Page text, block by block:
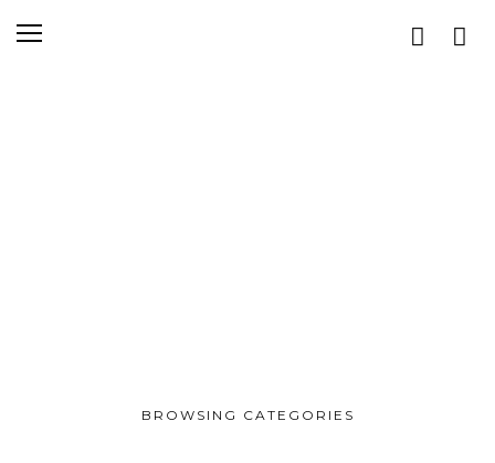
BROWSING CATEGORIES